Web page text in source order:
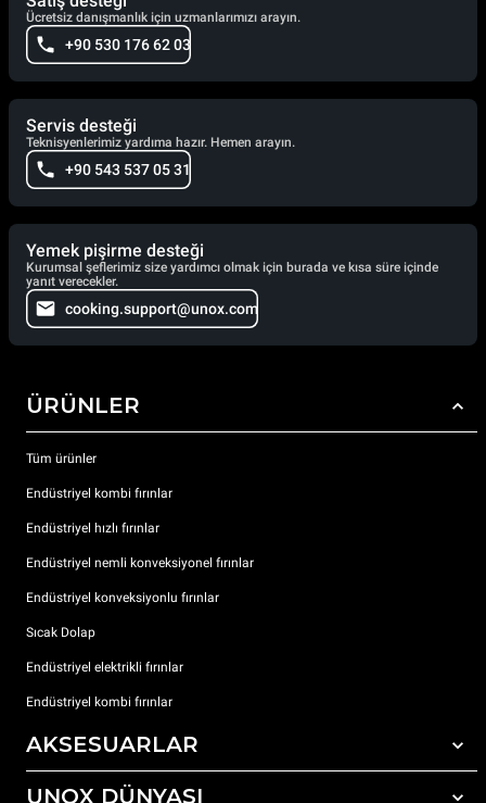
Ücretsiz danışmanlık için uzmanlarımızı arayın.
+90 530 176 62 03
Servis desteği
Teknisyenlerimiz yardıma hazır. Hemen arayın.
+90 543 537 05 31
Yemek pişirme desteği
Kurumsal şeflerimiz size yardımcı olmak için burada ve kısa süre içinde
yanıt verecekler.
cooking.support@unox.com
ÜRÜNLER
Tüm ürünler
Endüstriyel kombi fırınlar
Endüstriyel hızlı fırınlar
Endüstriyel nemli konveksiyonel fırınlar
Endüstriyel konveksiyonlu fırınlar
Sıcak Dolap
Endüstriyel elektrikli fırınlar
Endüstriyel kombi fırınlar
AKSESUARLAR
Tüm aksesuarlar
UNOX DÜNYASI